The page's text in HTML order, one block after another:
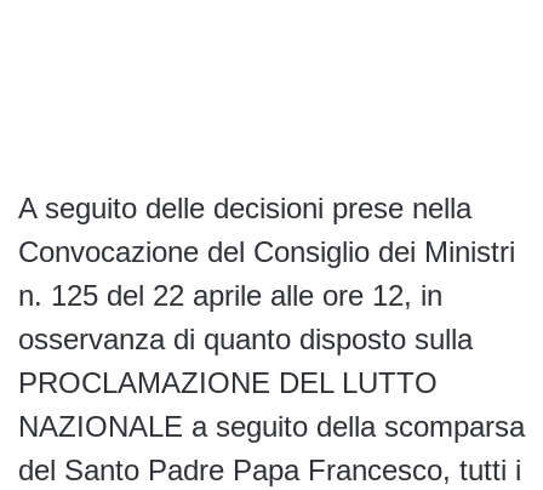
A seguito delle decisioni prese nella
Convocazione del Consiglio dei Ministri
n. 125 del 22 aprile alle ore 12, in
osservanza di quanto disposto sulla
PROCLAMAZIONE DEL LUTTO
NAZIONALE a seguito della scomparsa
del Santo Padre Papa Francesco, tutti i